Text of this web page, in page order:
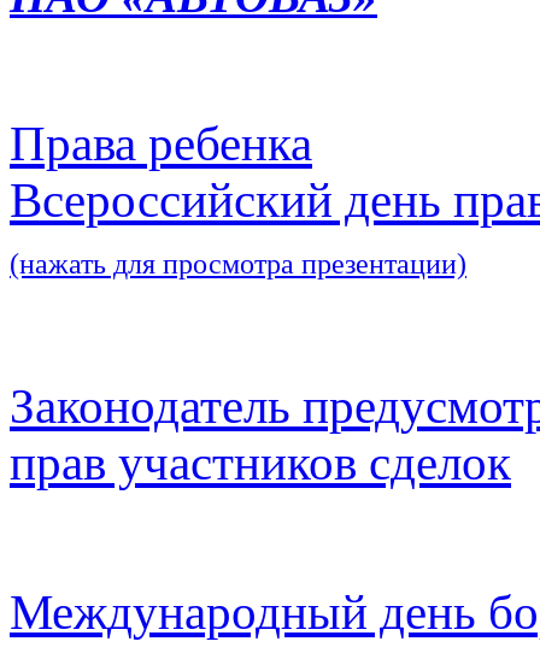
Права ребенка
Всероссийский день
(нажать для просмотра презентации)
Законодатель
прав участников сделок
Международный день